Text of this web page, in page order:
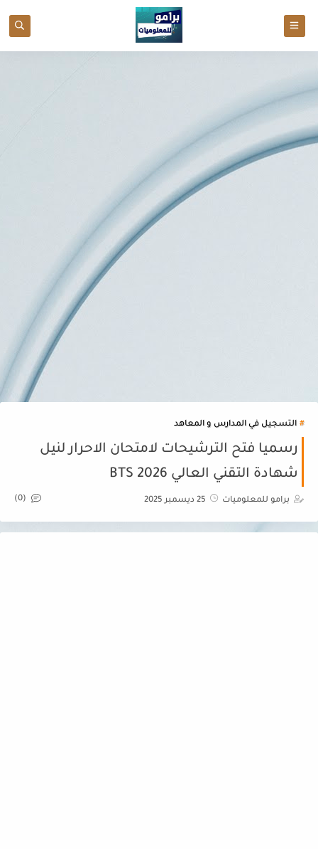
التسجيل في المدارس و المعاهد
رسميا فتح الترشيحات لامتحان الاحرار لنيل
شهادة التقني العالي BTS 2026
برامو للمعلوميات 25 ديسمبر 2025 (0)